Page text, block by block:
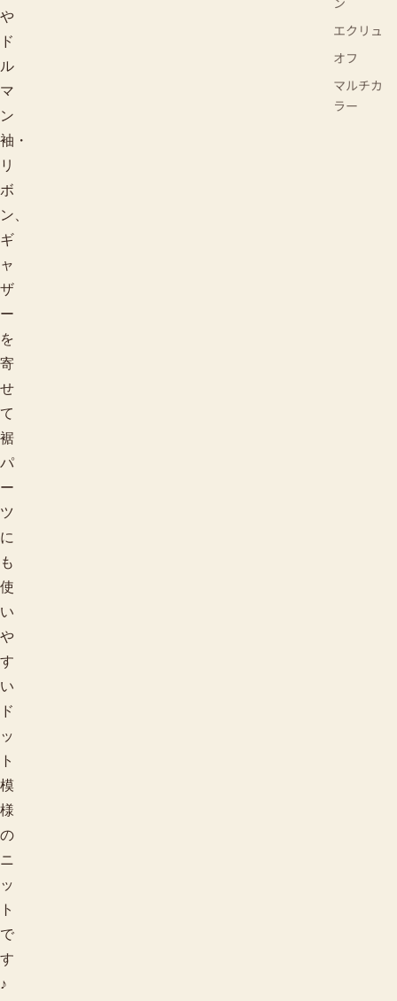
エクリュ
オフ
マルチカ
ラー
や
ド
ル
マ
ン
袖・
リ
ボ
ン、
ギ
ャ
ザ
ー
を
寄
せ
て
裾
パ
ー
ツ
に
も
使
い
や
す
い
ド
ッ
ト
模
様
の
ニ
ッ
ト
で
す
♪